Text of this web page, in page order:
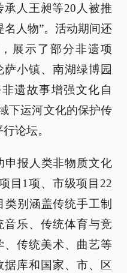
人王昶等20人被推
名人物”。活动期间还
展示了部分非遗项
萨小镇、南湖绿博园
遗故事增强文化自
下运河文化的保护传
论坛。
申报人类非物质文化
目1项、市级项目22
别涵盖传统手工制
音乐、传统体育与竞
、传统美术、曲艺等
库和国家、市、区